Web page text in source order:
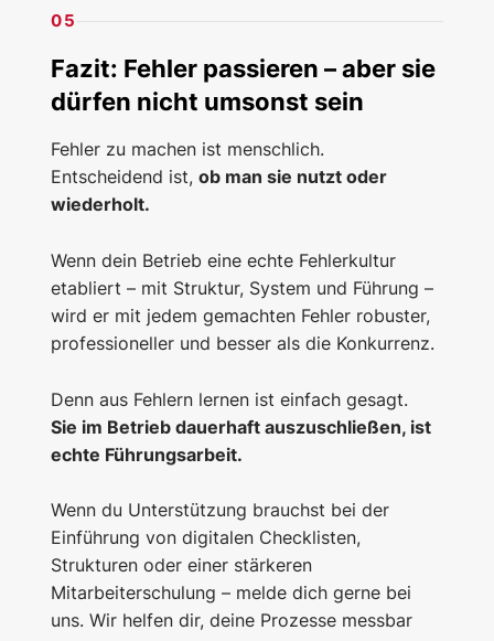
05
Fazit: Fehler passieren – aber sie
dürfen nicht umsonst sein
Fehler zu machen ist menschlich.
Entscheidend ist,ob man sie nutzt oder
wiederholt.
Wenn dein Betrieb eine echte Fehlerkultur
etabliert – mit Struktur, System und Führung –
wird er mit jedem gemachten Fehler robuster,
professioneller und besser als die Konkurrenz.
Denn aus Fehlern lernen ist einfach gesagt.
Sie im Betrieb dauerhaft auszuschließen, ist
echte Führungsarbeit.
Wenn du Unterstützung brauchst bei der
Einführung von digitalen Checklisten,
Strukturen oder einer stärkeren
Mitarbeiterschulung – melde dich gerne bei
uns. Wir helfen dir, deine Prozesse messbar